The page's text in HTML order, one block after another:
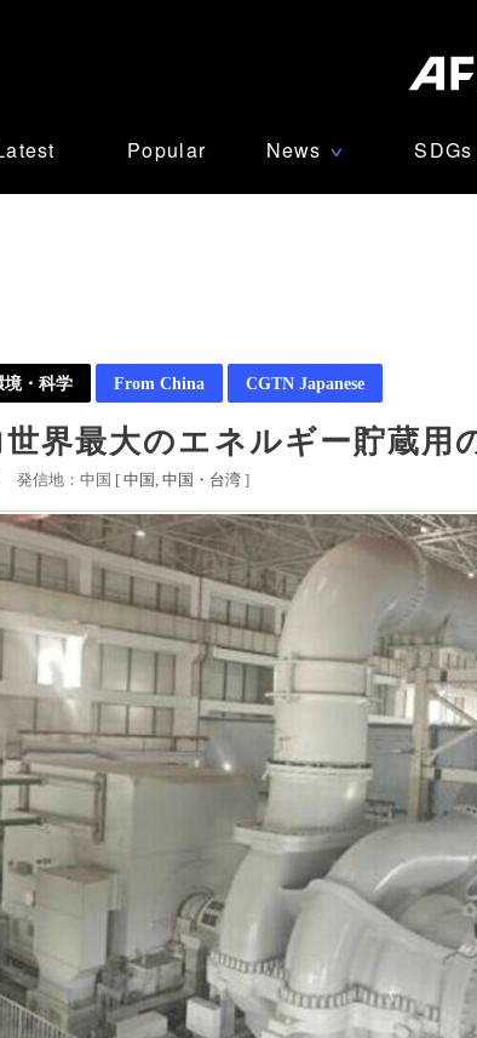
Popular News ∨ SDGs
境・科学 From China CGTN Japanese
界最大のエネルギー貯蔵用
発信地：中国 [ 中国 中国・台湾 ]